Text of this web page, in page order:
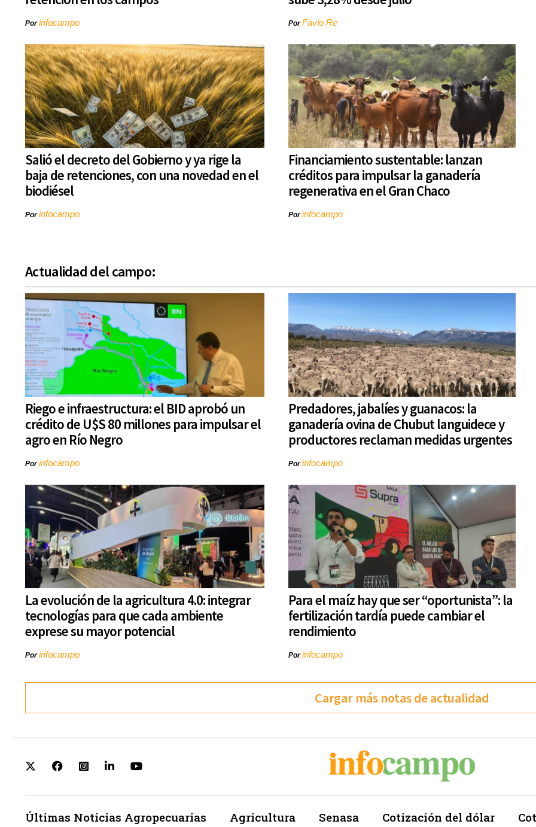
Porinfocampo PorFavio Re
Salió el decreto del Gobierno y ya rige la
baja de retenciones, con una novedad en el
biodiésel
Porinfocampo
Financiamiento sustentable: lanzan
créditos para impulsar la ganadería
regenerativa en el Gran Chaco
Porinfocampo
Actualidad del campo:
Riego e infraestructura: el BID aprobó un
crédito de U$S 80 millones para impulsar el
agro en Río Negro
Porinfocampo
Predadores, jabalíes y guanacos: la
ganadería ovina de Chubut languidece y
productores reclaman medidas urgentes
Porinfocampo
La evolución de la agricultura 4.0: integrar
tecnologías para que cada ambiente
exprese su mayor potencial
Porinfocampo
Para el maíz hay que ser “oportunista”: la
fertilización tardía puede cambiar el
rendimiento
Porinfocampo
Cargar más notas de actualidad
Últimas Noticias Agropecuarias Agricultura Senasa Cotización del dólar